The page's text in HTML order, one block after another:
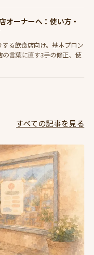
オーナーへ：使い方・
る飲食店向け。基本プロン
の言葉に直す3手の修正、使
すべての記事を見る